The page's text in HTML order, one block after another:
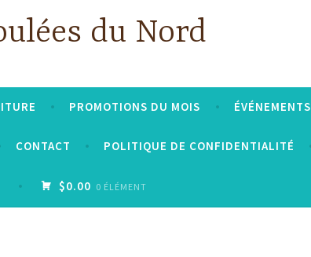
du Nord
PROMOTIONS DU MOIS ÉVÉNEMENTS
CONTACT POLITIQUE DE CONFIDENTIALITÉ
$0.00 0 ÉLÉMENT